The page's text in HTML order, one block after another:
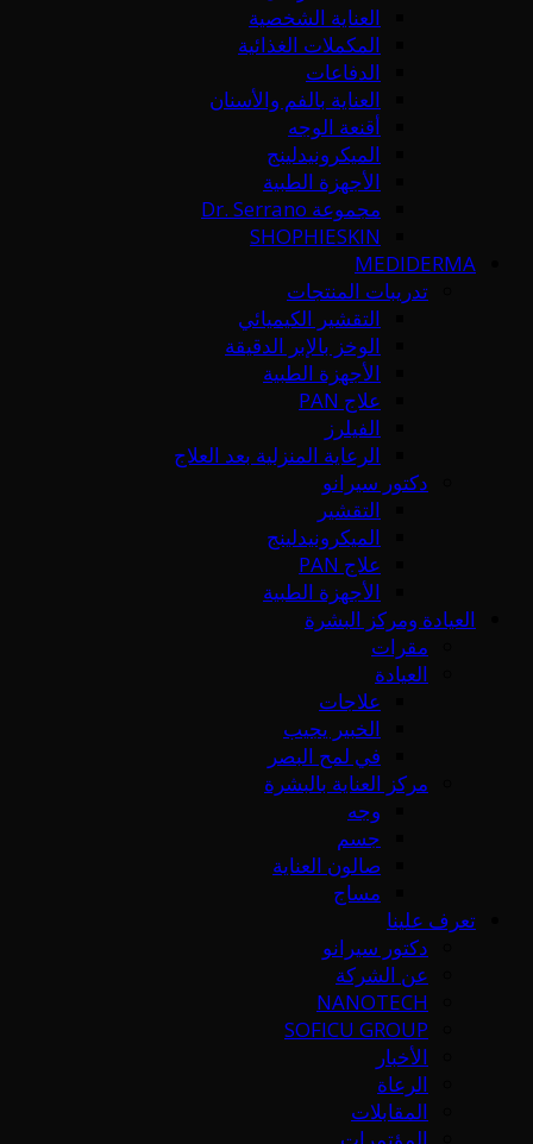
العناية الشخصية
المكملات الغذائية
الدفاعات
العناية بالفم والأسنان
أقنعة الوجه
الميكرونيدلينج
الأجهزة الطبية
مجموعة Dr. Serrano
SHOPHIESKIN
MEDIDERMA
تدريبات المنتجات
التقشير الكيميائي
الوخز بالإبر الدقيقة
الأجهزة الطبية
علاج PAN
الفيلرز
الرعاية المنزلية بعد العلاج
دكتور سيرانو
التقشير
الميكرونيدلينج
علاج PAN
الأجهزة الطبية
العيادة ومركز البشرة
مقرات
العيادة
علاجات
الخبير يجيب
في لمح البصر
مركز العناية بالبشرة
وجه
جسم
صالون العناية
مساج
تعرف علينا
دكتور سيرانو
عن الشركة
NANOTECH
SOFICU GROUP
الأخبار
الرعاة
المقابلات